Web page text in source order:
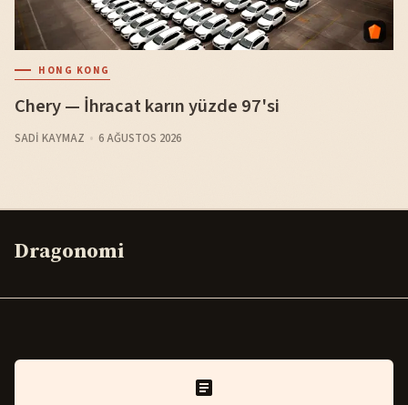
HONG KONG
Chery — İhracat karın yüzde 97'si
SADI KAYMAZ 6 AĞUSTOS 2026
Dragonomi